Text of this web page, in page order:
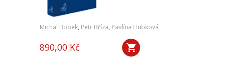
Michal Bobek, Petr Bříza, Pavlína Hubková
890,00 Kč